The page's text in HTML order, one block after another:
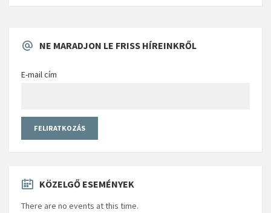
NE MARADJON LE FRISS HÍREINKRŐL
E-mail cím
KÖZELGŐ ESEMÉNYEK
There are no events at this time.